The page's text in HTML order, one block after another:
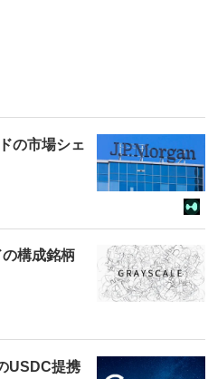
の市場シェ
構成銘柄
USDC提携